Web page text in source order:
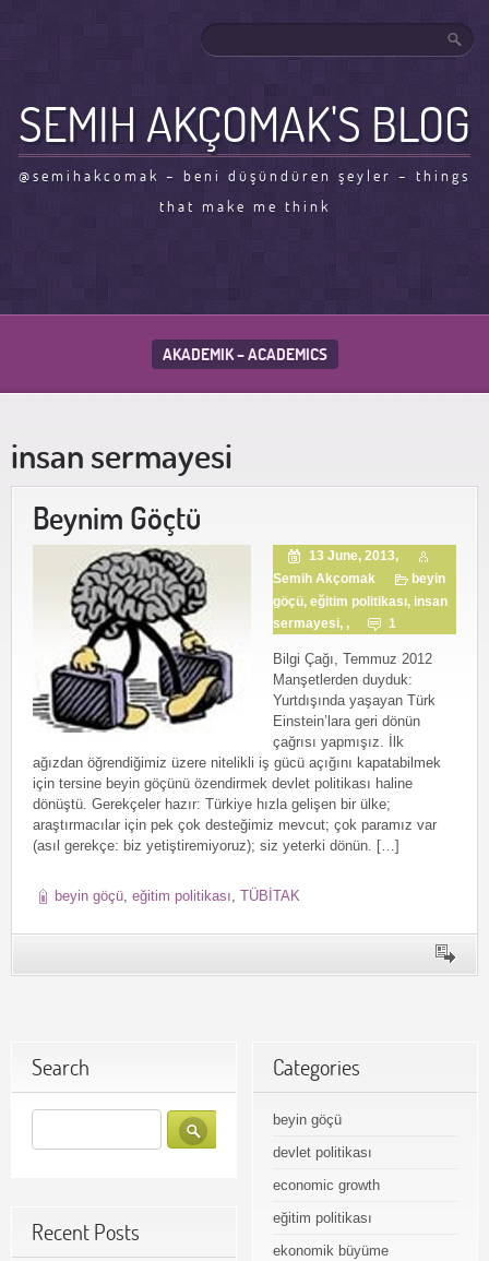
SEMIH AKÇOMAK'S BLOG
@semihakcomak – beni düşündüren şeyler – things
that make me think
AKADEMIK – ACADEMICS
insan sermayesi
Beynim Göçtü
13 June, 2013,
Semih Akçomak
beyin
göçü, eğitim politikası, insan
sermayesi, , 1
Bilgi Çağı, Temmuz 2012
Manşetlerden duyduk:
Yurtdışında yaşayan Türk
Einstein’lara geri dönün
çağrısı yapmışız. İlk
ağızdan öğrendiğimiz üzere nitelikli iş gücü açığını kapatabilmek
için tersine beyin göçünü özendirmek devlet politikası haline
dönüştü. Gerekçeler hazır: Türkiye hızla gelişen bir ülke;
araştırmacılar için pek çok desteğimiz mevcut; çok paramız var
(asıl gerekçe: biz yetiştiremiyoruz); siz yeterki dönün. […]
beyin göçü eğitim politikası TÜBİTAK
Search
Recent Posts
Categories
beyin göçü
devlet politikası
economic growth
eğitim politikası
ekonomik büyüme